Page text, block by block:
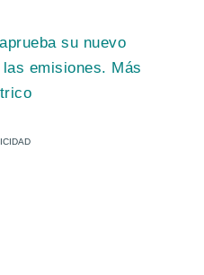
su nuevo
emisiones. Más